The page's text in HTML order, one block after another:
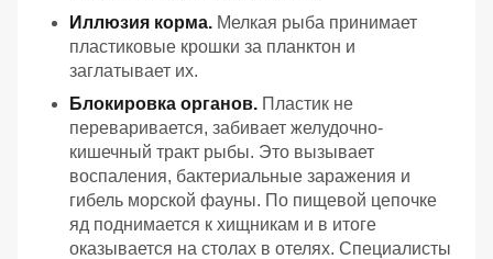
Иллюзия корма. Мелкая рыба принимает
пластиковые крошки за планктон и
заглатывает их.
Блокировка органов. Пластик не
переваривается, забивает желудочно-
кишечный тракт рыбы. Это вызывает
воспаления, бактериальные заражения и
гибель морской фауны. По пищевой цепочке
яд поднимается к хищникам и в итоге
оказывается на столах в отелях. Специалисты